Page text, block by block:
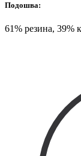
Подошва:
61% резина, 39%